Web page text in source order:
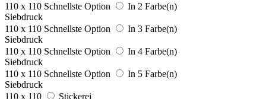
110 x 110 Schnellste Option
In 2 Farbe(n)
Siebdruck
110 x 110 Schnellste Option
In 3 Farbe(n)
Siebdruck
110 x 110 Schnellste Option
In 4 Farbe(n)
Siebdruck
110 x 110 Schnellste Option
In 5 Farbe(n)
Siebdruck
110 x 110
Stickerei